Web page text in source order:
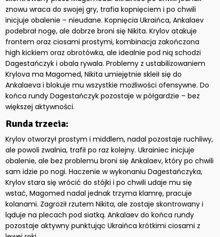
znowu wraca do swojej gry, trafia kopnięciem i po chwili
inicjuje obalenie – nieudane. Kopnięcia Ukraińca, Ankalaev
podebrał nogę, ale dobrze broni się Nikita. Krylov atakuje
frontem oraz ciosami prostymi, kombinacja zakończona
high kickiem oraz obrotówka, ale idealnie pod nią schodzi
Dagestańczyk i obala rywala. Problemy z ustabilizowaniem
Krylova ma Magomed, Nikita umiejętnie skleił się do
Ankalaeva i blokuje mu wszystkie możliwości ofensywne. Do
końca rundy Dagestańczyk pozostaje w półgardzie – bez
większej aktywności.
Runda trzecia:
Krylov otworzył prostym i middlem, nadal pozostaje ruchliwy,
ale powoli zwalnia, trafił po raz kolejny. Ukrainiec inicjuje
obalenie, ale bez problemu broni się Ankalaev, który po chwili
sam idzie po nogi. Haczenie w wykonaniu Dagestańczyka,
Krylov stara się wrócić do stójki i po chwili udaje mu się
wstać, Magomed nadal jednak trzyma klamrę, pracuje
kolanami. Zagroził rzutem Nikita, ale zostaje skontrowany i
ląduje na plecach pod siatką. Ankalaev do końca rundy
pozostaje aktywny punktując Ukraińca krótkimi ciosami z